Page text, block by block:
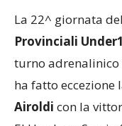
La 22^ giornata del
Provinciali
turno adrenalinico
ha fatto eccezione
Airoldi con la